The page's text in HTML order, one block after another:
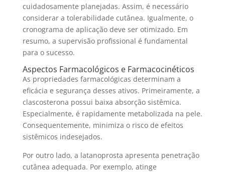
cuidadosamente planejadas. Assim, é necessário
considerar a tolerabilidade cutânea. Igualmente, o
cronograma de aplicação deve ser otimizado. Em
resumo, a supervisão profissional é fundamental
para o sucesso.
Aspectos Farmacológicos e Farmacocinéticos
As propriedades farmacológicas determinam a
eficácia e segurança desses ativos. Primeiramente, a
clascosterona possui baixa absorção sistêmica.
Especialmente, é rapidamente metabolizada na pele.
Consequentemente, minimiza o risco de efeitos
sistêmicos indesejados.
Por outro lado, a latanoprosta apresenta penetração
cutânea adequada. Por exemplo, atinge